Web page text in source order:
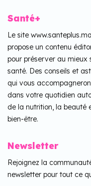
Santé+
Le site www.santeplus.ma
propose un contenu
pour préserver au mieux
santé. Des conseils et
qui vous
dans votre quotidien
de la nutrition, la beauté
bien-être.
Newsletter
Rejoignez la
newsletter pour tout ce